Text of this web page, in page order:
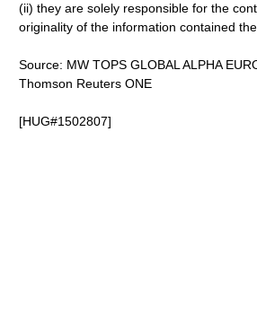
(ii) they are solely responsible for the
originality of the information contained
Source: MW TOPS GLOBAL ALPHA
Thomson Reuters ONE
[HUG#1502807]